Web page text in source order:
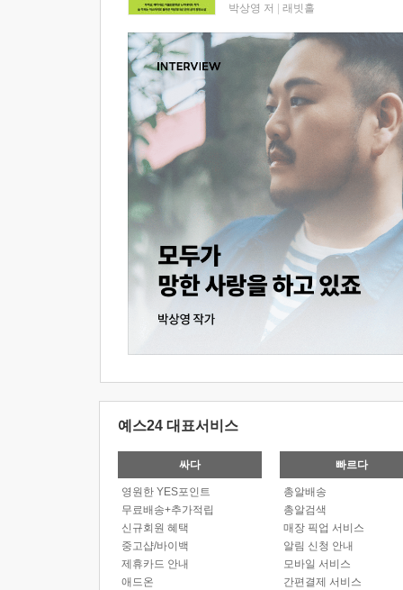
박상영 저 래빗홀
예스24 대표서비스
싸다
영원한 YES포인트
무료배송+추가적립
신규회원 혜택
중고샵/바이백
제휴카드 안내
애드온
빠르다
총알배송
총알검색
매장 픽업 서비스
알림 신청 안내
모바일 서비스
간편결제 서비스